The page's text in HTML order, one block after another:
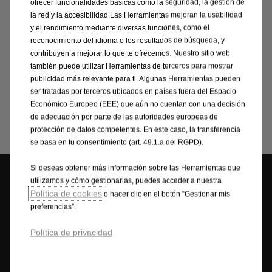
venta. Estamos afinando cada detalle para llevar las
sensaciones al máximo.
Mientras tanto, te dejamos un adelanto de este
pequeño compacto deportivo en acción durante sus
pruebas en Nürburgring. De
nada
ofrecer funcionalidades básicas como la seguridad, la gestión de
la red y la accesibilidad.Las Herramientas mejoran la usabilidad
y el rendimiento mediante diversas funciones, como el
reconocimiento del idioma o los resultados de búsqueda, y
contribuyen a mejorar lo que te ofrecemos. Nuestro sitio web
también puede utilizar Herramientas de terceros para mostrar
publicidad más relevante para ti. Algunas Herramientas pueden
ser tratadas por terceros ubicados en países fuera del Espacio
Económico Europeo (EEE) que aún no cuentan con una decisión
de adecuación por parte de las autoridades europeas de
protección de datos competentes. En este caso, la transferencia
se basa en tu consentimiento (art. 49.1.a del RGPD).
Si deseas obtener más información sobre las Herramientas que
utilizamos y cómo gestionarlas, puedes acceder a nuestra
Política de cookies o hacer clic en el botón “Gestionar mis
preferencias”.
Política de privacidad